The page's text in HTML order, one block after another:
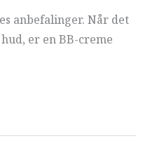
anbefalinger. Når det
er en BB-creme